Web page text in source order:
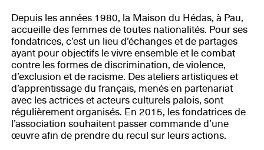
Depuis les années 1980, la Maison du Hédas, à Pau,
accueille des femmes de toutes nationalités. Pour ses
fondatrices, c’est un lieu d’échanges et de partages
ayant pour objectifs le vivre ensemble et le combat
contre les formes de discrimination, de violence,
d’exclusion et de racisme. Des ateliers artistiques et
d’apprentissage du français, menés en partenariat
avec les actrices et acteurs culturels palois, sont
régulièrement organisés. En 2015, les fondatrices de
l’association souhaitent passer commande d’une
œuvre afin de prendre du recul sur leurs actions.